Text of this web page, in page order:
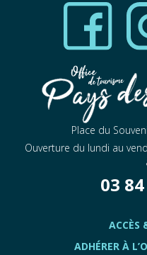
Place du
Ouverture du lundi au
03
ACCÈS
ADHÉRER À